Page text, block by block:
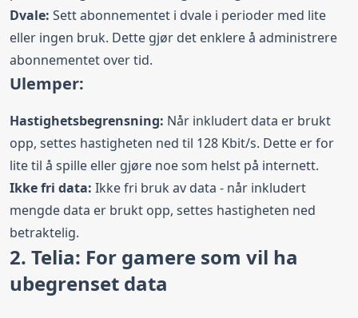
Dvale: Sett abonnementet i dvale i perioder med lite
eller ingen bruk. Dette gjør det enklere å administrere
abonnementet over tid.
Ulemper:
Hastighetsbegrensning: Når inkludert data er brukt
opp, settes hastigheten ned til 128 Kbit/s. Dette er for
lite til å spille eller gjøre noe som helst på internett.
Ikke fri data: Ikke fri bruk av data - når inkludert
mengde data er brukt opp, settes hastigheten ned
betraktelig.
2. Telia: For gamere som vil ha
ubegrenset data